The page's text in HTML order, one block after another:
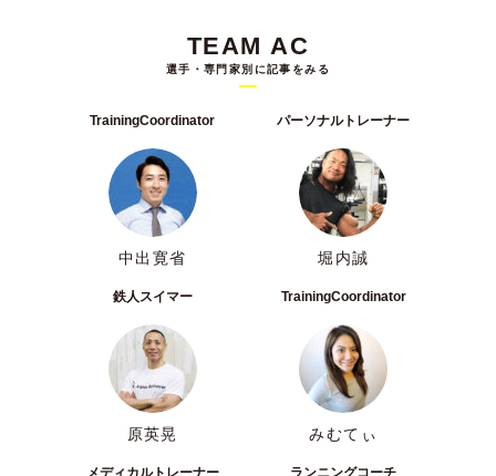
TEAM AC
選手・専門家別に記事をみる
TrainingCoordinator
中出寛省
パーソナルトレーナー
堀内誠
鉄人スイマー
原英晃
TrainingCoordinator
みむてぃ
メディカルトレーナー ランニングコーチ